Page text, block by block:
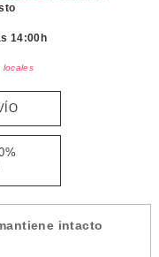
14:00h
locales
intacto